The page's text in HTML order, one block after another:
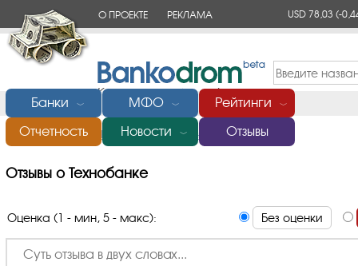
О ПРОЕКТЕ РЕКЛАМА USD 78,03(-
Банки ﹀ МФО ﹀ Рейтинги ﹀
Отчетность Новости ﹀ Отзывы
Главная/Банки России/Технобанк Отзывы
Отзывы о Технобанке
Оценка (1 - мин, 5 - макс): Без оценки